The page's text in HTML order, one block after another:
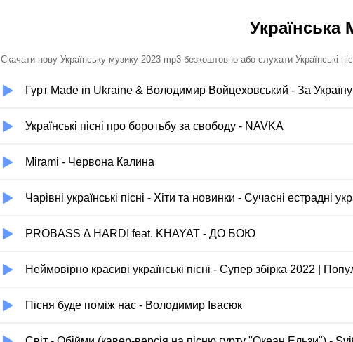
Українська
Скачати нову Українську музику 2023 mp3 безкоштовно або слухати Українські
Гурт Made in Ukraine & Володимир Войцеховський - За
Українські пісні про боротьбу за свободу - NAVKA
Mirami - Червона Калина
Чарівні українські пісні - Хіти та новинки - Сучасні естрадні
PROBASS ∆ HARDI feat. KHAYAT - ДО БОЮ
Неймовірно красиві українські пісні - Супер збірка 2022 |
Пісня буде поміж нас - Володимир Івасюк